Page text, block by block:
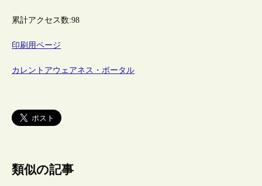
累計アクセス数:98
印刷用ページ
カレントアウェアネス・ポータル
類似の記事